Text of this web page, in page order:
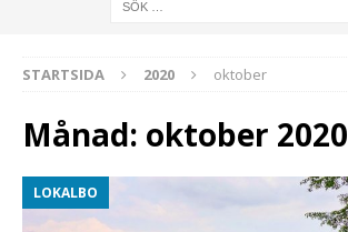
STARTSIDA 2020 oktober
Månad: oktober 2020
LOKALBO